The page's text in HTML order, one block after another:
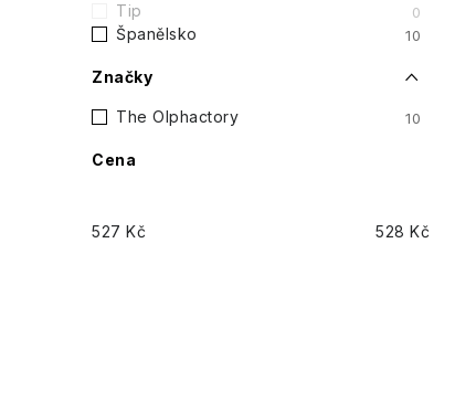
r
a
n
n
í
Tip 0
Španělsko 10
Značky
The Olphactory 10
Cena
527 Kč 528 Kč